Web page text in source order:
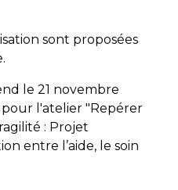
sont proposées
le 21 novembre
pour l'atelier "Repérer
: Projet
entre l’aide, le soin